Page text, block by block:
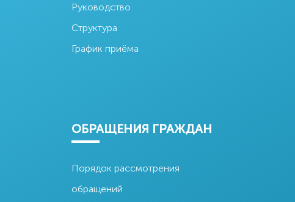
Центральный
Банк Узбекистана
Руководство
Структура
График приёма
ОБРАЩЕНИЯ ГРАЖДАН
Порядок рассмотрения
обращений